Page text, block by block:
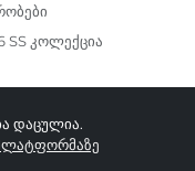
SS კოლექცია
დაცულია.